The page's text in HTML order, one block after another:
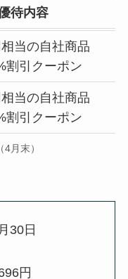
待内容
当の自社商品
割引クーポン
当の自社商品
割引クーポン
月末）
30日
円